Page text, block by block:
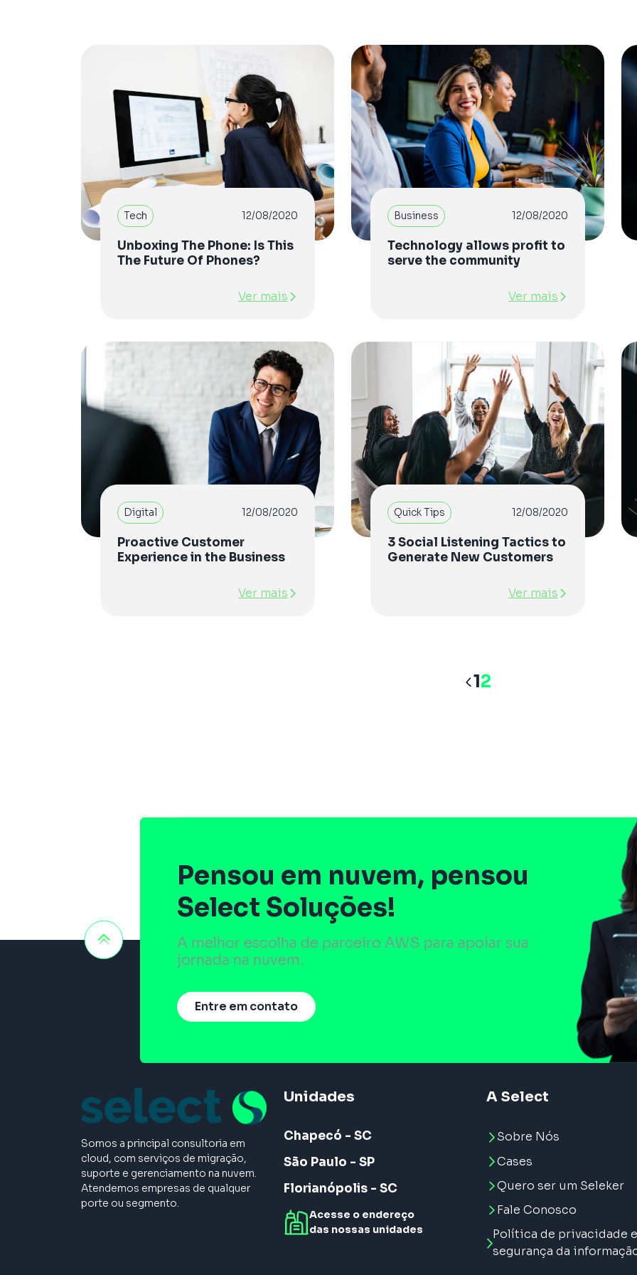
Tech 12/08/2020
Unboxing The Phone: Is This
The Future Of Phones?
Ver mais
Business 12/08/2020
Technology allows profit to
serve the community
Ver mais
Digital 12/08/2020
Proactive Customer
Experience in the Business
Ver mais
Quick Tips 12/08/2020
3 Social Listening Tactics to
Generate New Customers
Ver mais
12
Pensou em nuvem, pensou
Select Soluções!
A melhor escolha de parceiro AWS para apoiar sua
jornada na nuvem.
Entre em contato
Somos a principal consultoria em
cloud, com serviços de migração,
suporte e gerenciamento na nuvem.
Atendemos empresas de qualquer
porte ou segmento.
Unidades
Chapecó - SC
São Paulo - SP
Florianópolis - SC
Acesse o endereço
das nossas unidades
A Select
Sobre Nós
Cases
Quero ser um Seleker
Fale Conosco
Política de privacidade e
segurança da